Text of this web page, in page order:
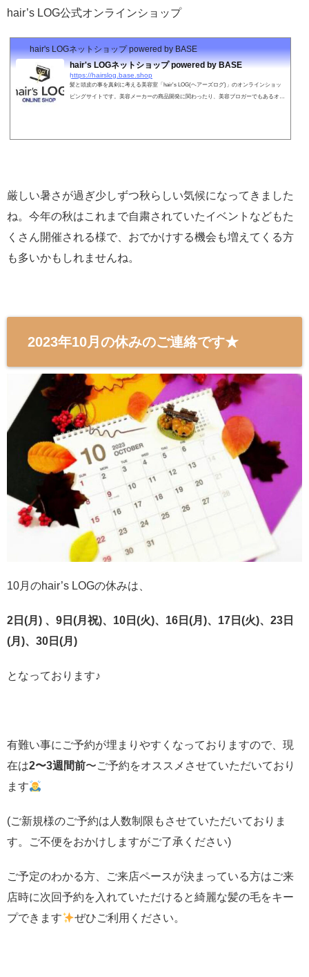
クで簡単に登録できま...
hair’s LOG公式オンラインショップ
hair's LOGネットショップ powered by BASE
hair's LOGネットショップ powered by BASE
https://hairslog.base.shop
髪と頭皮の事を真剣に考える美容室「hair's LOG(ヘアーズログ)」のオンラインショッ
ピングサイトです。美容メーカーの商品開発に関わったり、美容ブロガーでもあるオー
厳しい暑さが過ぎ少しずつ秋らしい気候になってきました
ね。今年の秋はこれまで自粛されていたイベントなどもた
くさん開催される様で、おでかけする機会も増えてくる方
も多いかもしれませんね。
2023年10月の休みのご連絡です★
10月のhair’s LOGの休みは、
2日(月) 、9日(月祝)、10日(火)、16日(月)、17日(火)、23日
(月)、30日(月)
となっております♪
有難い事にご予約が埋まりやすくなっておりますので、現
在は2〜3週間前〜ご予約をオススメさせていただいており
ます
(ご新規様のご予約は人数制限もさせていただいておりま
す。ご不便をおかけしますがご了承ください)
ご予定のわかる方、ご来店ペースが決まっている方はご来
店時に次回予約を入れていただけると綺麗な髪の毛をキー
プできます
ぜひご利用ください。